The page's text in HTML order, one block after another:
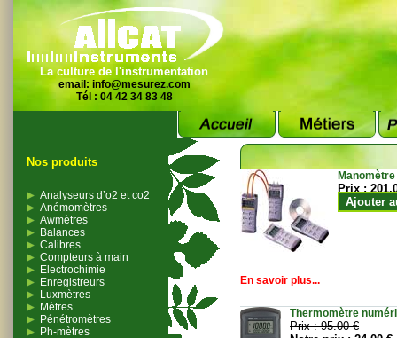
La culture de l'instrumentation
email: info@mesurez.com
Tél : 04 42 34 83 48
Nos produits
Analyseurs d’o2 et co2
Anémomètres
Awmètres
Balances
Calibres
Compteurs à main
Electrochimie
Enregistreurs
Luxmètres
Mètres
Pénétromètres
Ph-mètres
Prix :
Ajouter
En savoir plus...
Thermomètre
Prix :95.00 €